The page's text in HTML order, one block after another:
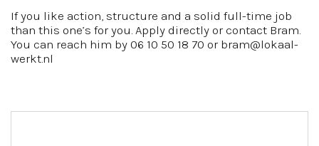
If you like action, structure and a solid full-time job
than this one’s for you. Apply directly or contact Bram.
You can reach him by 06 10 50 18 70 or bram@lokaal-
werkt.nl